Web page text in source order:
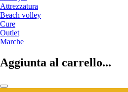
Attrezzatura
Beach volley
Cure
Outlet
Marche
Aggiunta al carrello...